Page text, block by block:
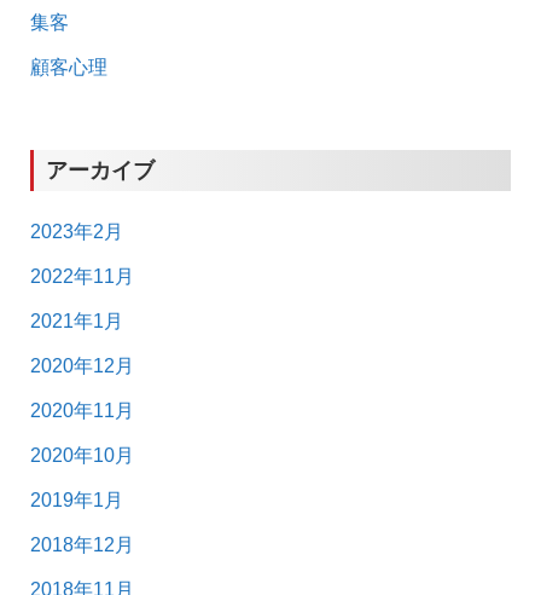
集客
顧客心理
アーカイブ
2023年2月
2022年11月
2021年1月
2020年12月
2020年11月
2020年10月
2019年1月
2018年12月
2018年11月